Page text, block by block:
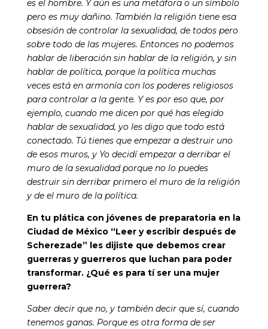
es el hombre. Y aún es una metáfora o un símbolo
pero es muy dañino. También la religión tiene esa
obsesión de controlar la sexualidad, de todos pero
sobre todo de las mujeres. Entonces no podemos
hablar de liberación sin hablar de la religión, y sin
hablar de política, porque la política muchas
veces está en armonía con los poderes religiosos
para controlar a la gente. Y es por eso que, por
ejemplo, cuando me dicen por qué has elegido
hablar de sexualidad, yo les digo que todo está
conectado. Tú tienes que empezar a destruir uno
de esos muros, y Yo decidí empezar a derribar el
muro de la sexualidad porque no lo puedes
destruir sin derribar primero el muro de la religión
y de el muro de la política.
En tu plática con jóvenes de preparatoria en la
Ciudad de México “Leer y escribir después de
Scherezade” les dijiste que debemos crear
guerreras y guerreros que luchan para poder
transformar. ¿Qué es para tí ser una mujer
guerrera?
Saber decir que no, y también decir que sí, cuando
tenemos ganas. Porque es otra forma de ser